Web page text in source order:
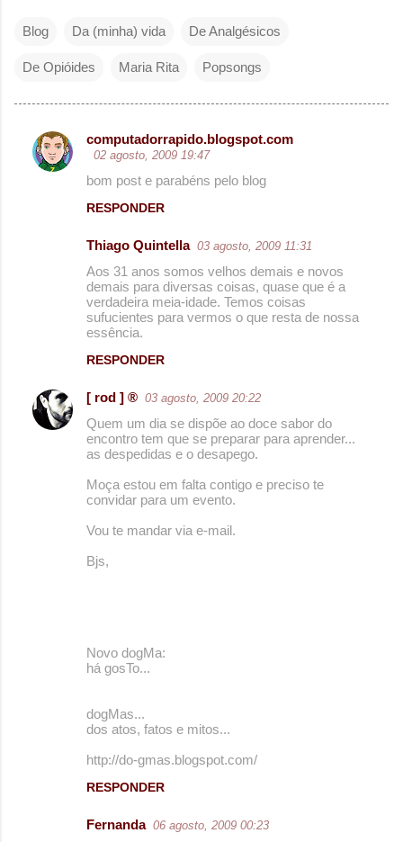
Blog Da (minha) vida De Analgésicos
De Opióides Maria Rita Popsongs
C
s
computadorrapido.blogspot.com
02 agosto, 2009 19:47
bom post e parabéns pelo blog
RESPONDER
Thiago Quintella 03 agosto, 2009 11:31
Aos 31 anos somos velhos demais e novos
demais para diversas coisas, quase que é a
verdadeira meia-idade. Temos coisas
sufucientes para vermos o que resta de nossa
essência.
RESPONDER
[ rod ] ® 03 agosto, 2009 20:22
Quem um dia se dispõe ao doce sabor do
encontro tem que se preparar para aprender...
as despedidas e o desapego.
Moça estou em falta contigo e preciso te
convidar para um evento.
Vou te mandar via e-mail.
Bjs,
Novo dogMa:
há gosTo...
dogMas...
dos atos, fatos e mitos...
http://do-gmas.blogspot.com/
RESPONDER
Fernanda 06 agosto, 2009 00:23